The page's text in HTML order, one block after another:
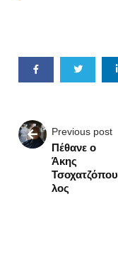
Previous post
Πέθανε ο
Άκης
Τσοχατζόπου
λος